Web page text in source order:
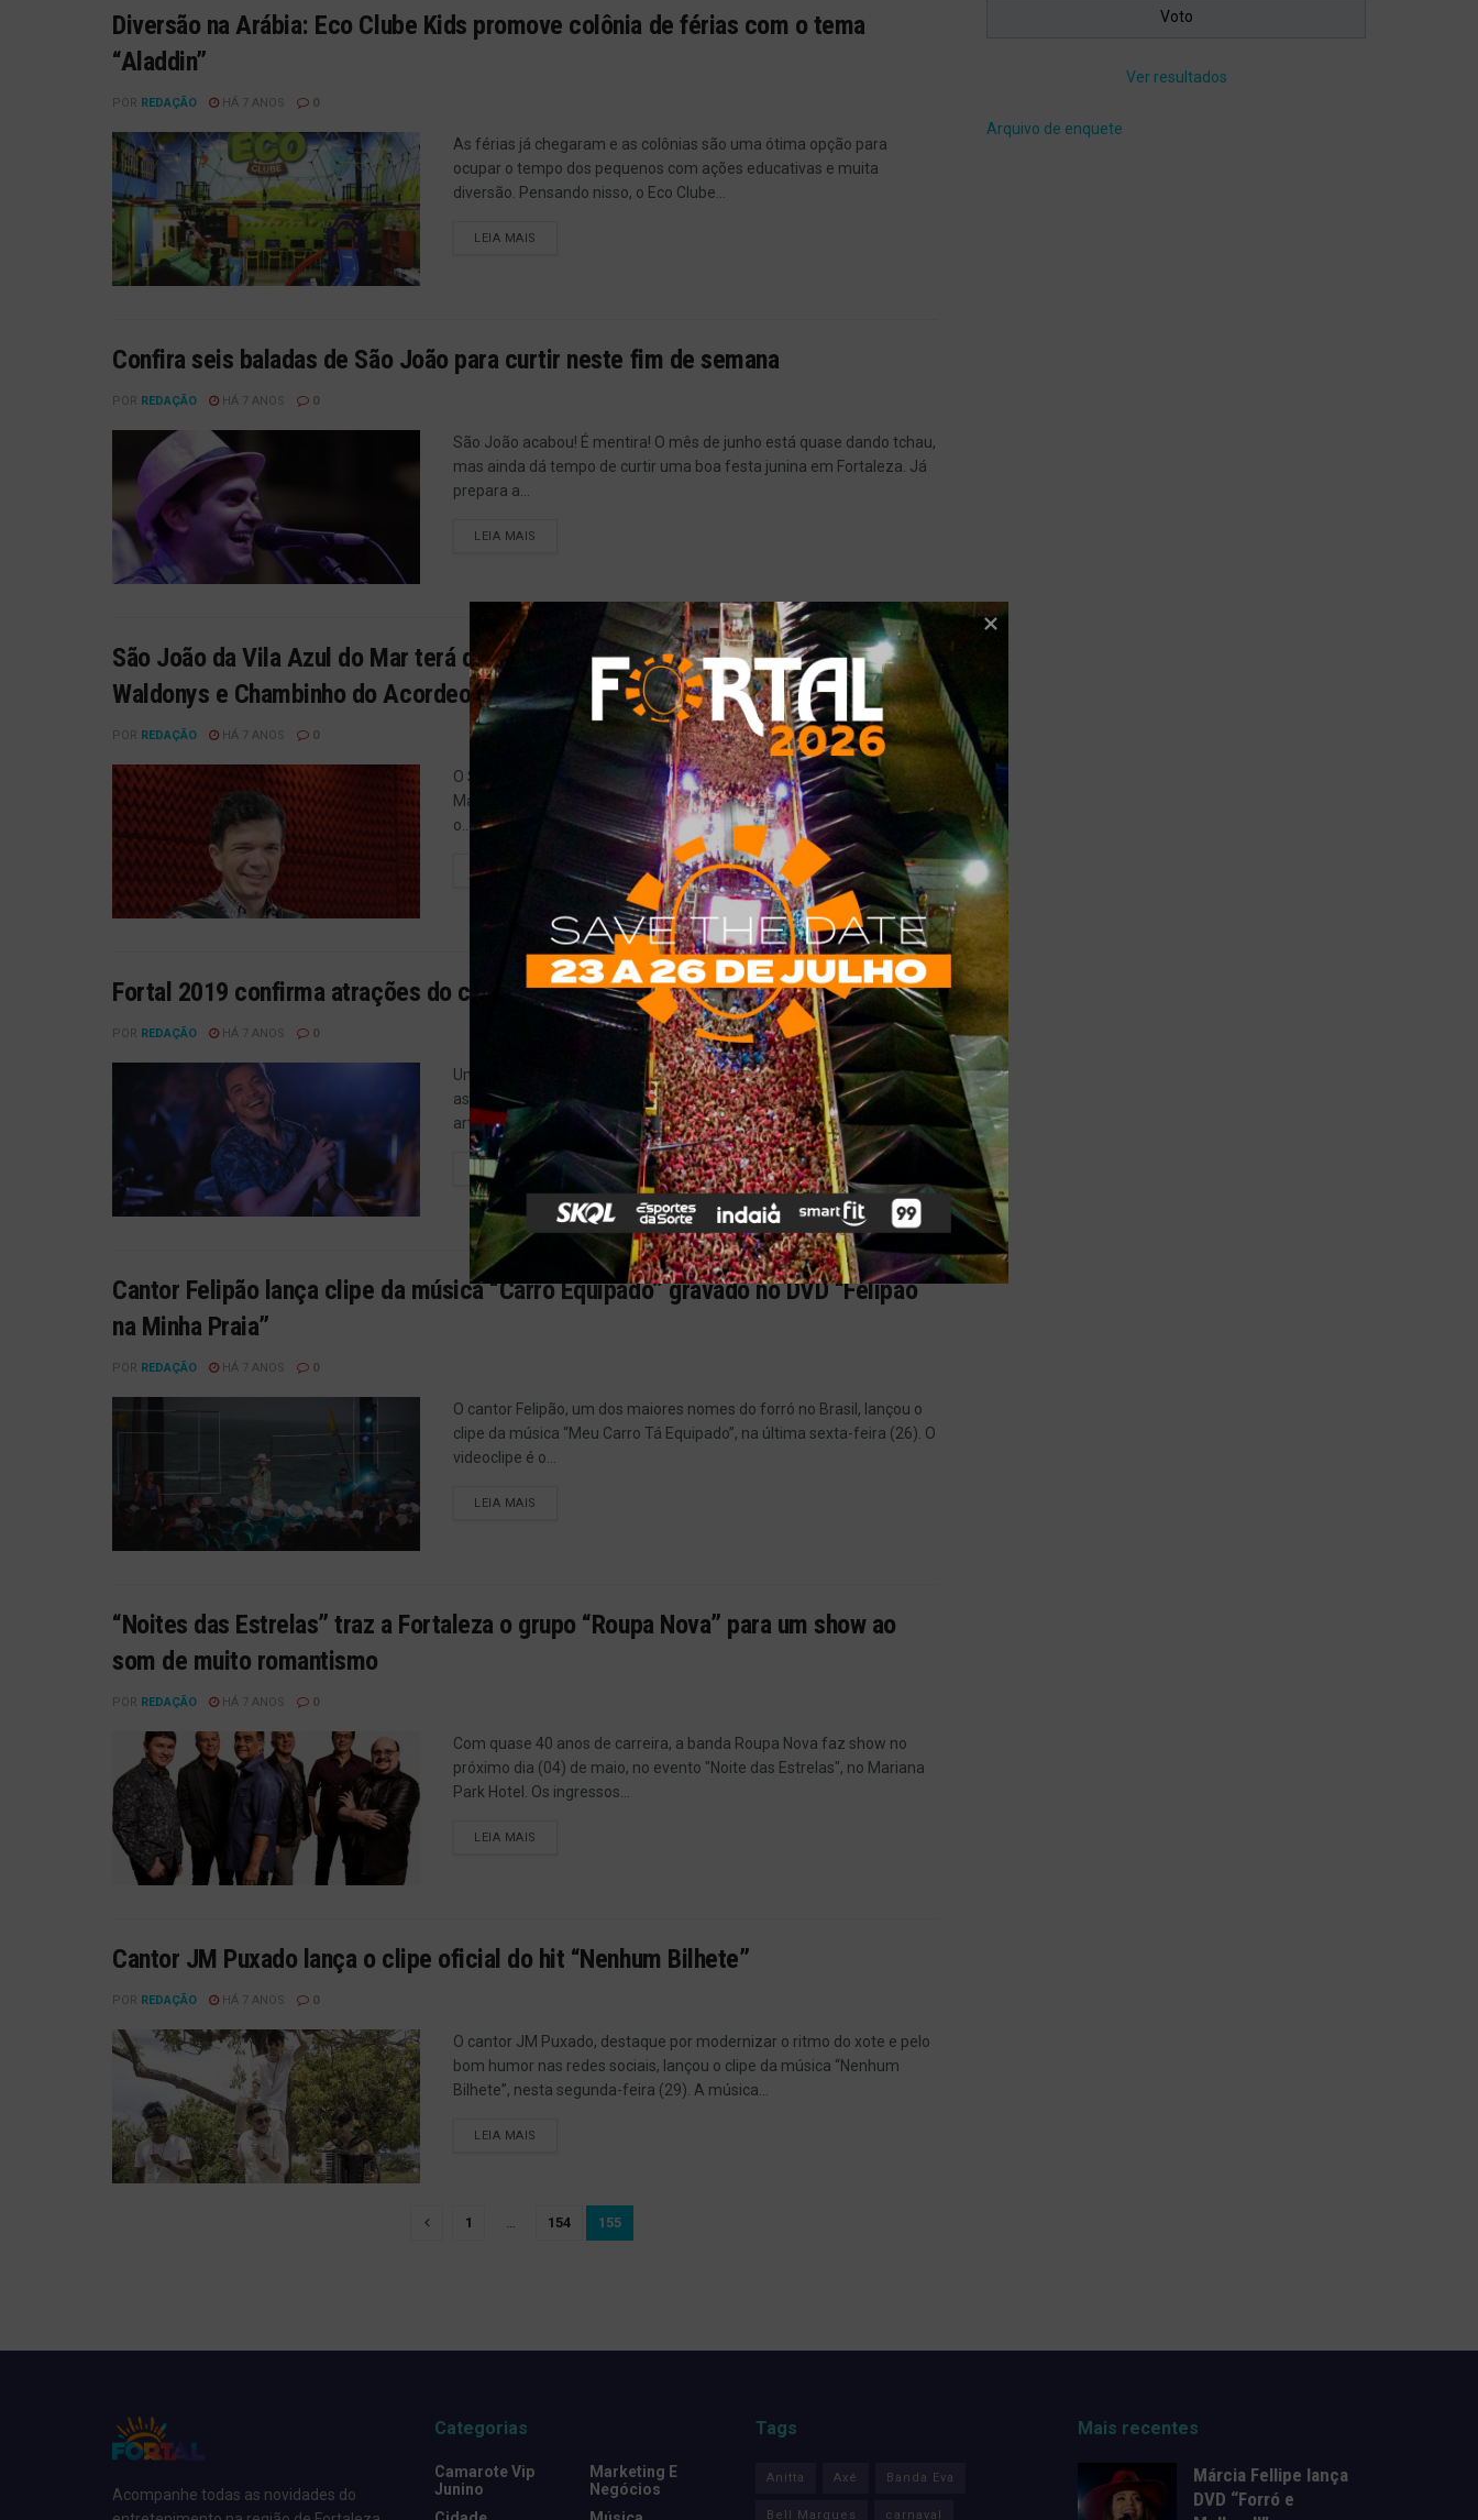
Diversão na Arábia: Eco Clube Kids promove colônia de férias com o tema
“Aladdin”
POR REDAÇÃO HÁ 7 ANOS 0
As férias já chegaram e as colônias são uma ótima opção para
ocupar o tempo dos pequenos com ações educativas e muita
diversão. Pensando nisso, o Eco Clube...
LEIA MAIS
Confira seis baladas de São João para curtir neste fim de semana
POR REDAÇÃO HÁ 7 ANOS 0
São João acabou! É mentira! O mês de junho está quase dando tchau,
mas ainda dá tempo de curtir uma boa festa junina em Fortaleza. Já
prepara a...
LEIA MAIS
São João da Vila Azul do Mar terá quadrilhas, bandas de forró e shows de
Waldonys e Chambinho do Acordeon
POR REDAÇÃO HÁ 7 ANOS 0
O São João só é comemorado no dia 24 de junho, mas na Vila Azul do
Mar, centro de convivência do Beach Park, os festejos juninos duram
o...
LEIA MAIS
Fortal 2019 confirma atrações do corredor da folia
POR REDAÇÃO HÁ 7 ANOS 0
Um dos maiores festivais de música do país, o Fortal 2019 confirma
as primeiras atrações que vão agitar o evento que reúne os maiores
artistas da música nacional de 25...
LEIA MAIS
Cantor Felipão lança clipe da música “Carro Equipado” gravado no DVD “Felipão
na Minha Praia”
POR REDAÇÃO HÁ 7 ANOS 0
O cantor Felipão, um dos maiores nomes do forró no Brasil, lançou o
clipe da música “Meu Carro Tá Equipado”, na última sexta-feira (26). O
videoclipe é o...
LEIA MAIS
“Noites das Estrelas” traz a Fortaleza o grupo “Roupa Nova” para um show ao
som de muito romantismo
POR REDAÇÃO HÁ 7 ANOS 0
Com quase 40 anos de carreira, a banda Roupa Nova faz show no
próximo dia (04) de maio, no evento "Noite das Estrelas", no Mariana
Park Hotel. Os ingressos...
LEIA MAIS
Cantor JM Puxado lança o clipe oficial do hit “Nenhum Bilhete”
POR REDAÇÃO HÁ 7 ANOS 0
O cantor JM Puxado, destaque por modernizar o ritmo do xote e pelo
bom humor nas redes sociais, lançou o clipe da música “Nenhum
Bilhete”, nesta segunda-feira (29). A música...
LEIA MAIS
1 … 154 155
Ver resultados
Arquivo de enquete
Acompanhe todas as novidades do
Categorias
Camarote Vip
Junino
Marketing E
Negócios
Tags
Anitta Axé Banda Eva
Bell Marques carnaval
Mais recentes
Márcia Fellipe lança
DVD “Forró e